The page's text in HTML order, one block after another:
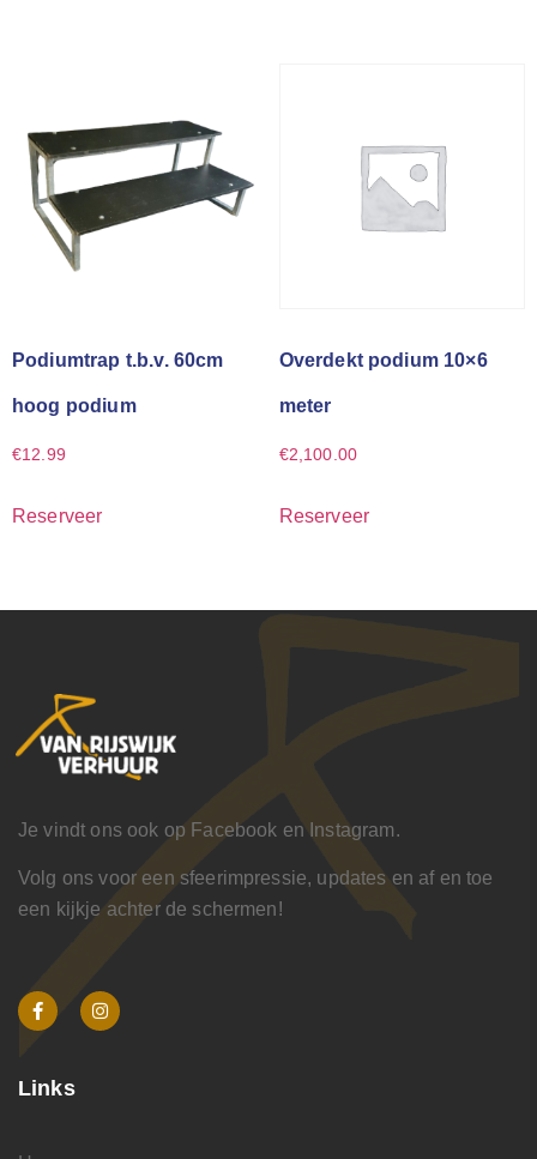
Podiumtrap t.b.v. 60cm
hoog podium
€12.99
Reserveer
Overdekt podium 10×6
meter
€2,100.00
Reserveer
Je vindt ons ook op Facebook en Instagram.
Volg ons voor een sfeerimpressie, updates en af en toe
een kijkje achter de schermen!
Links